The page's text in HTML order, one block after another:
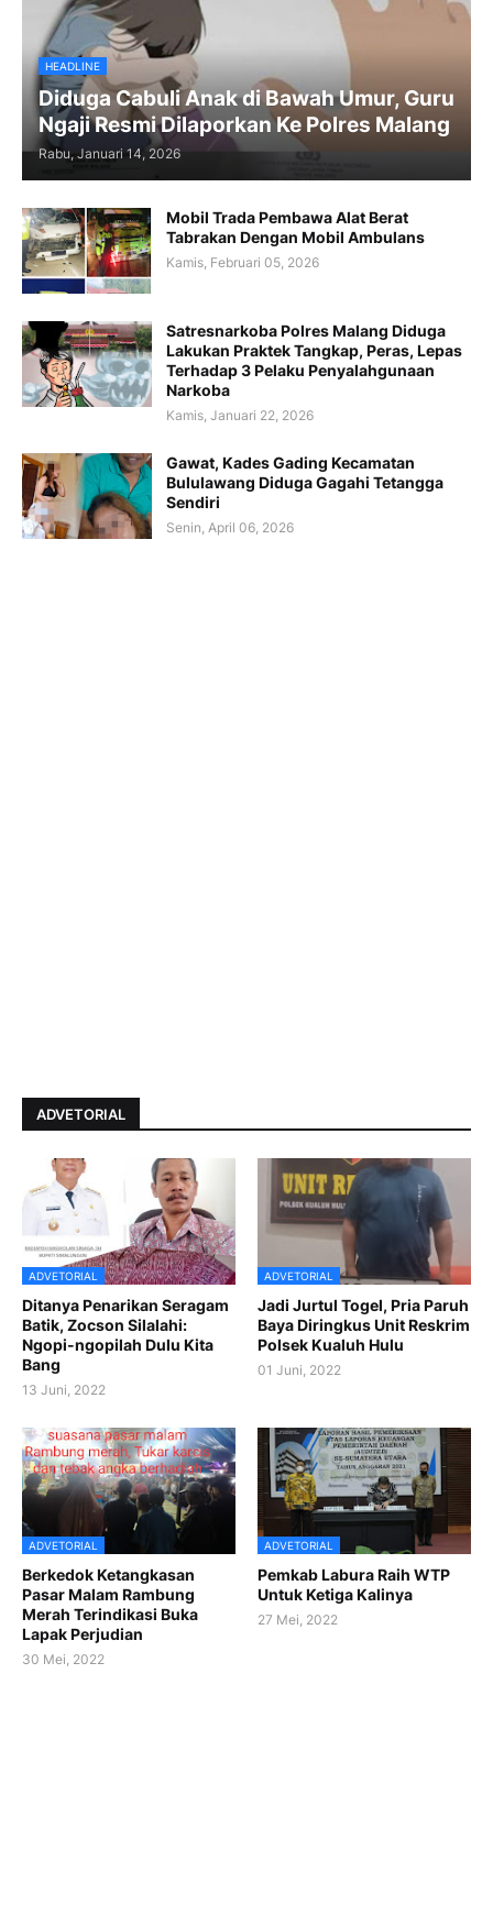
HEADLINE
Diduga Cabuli Anak di Bawah Umur, Guru
Ngaji Resmi Dilaporkan Ke Polres Malang
Rabu, Januari 14, 2026
Mobil Trada Pembawa Alat Berat
Tabrakan Dengan Mobil Ambulans
Kamis, Februari 05, 2026
Satresnarkoba Polres Malang Diduga
Lakukan Praktek Tangkap, Peras, Lepas
Terhadap 3 Pelaku Penyalahgunaan
Narkoba
Kamis, Januari 22, 2026
Gawat, Kades Gading Kecamatan
Bululawang Diduga Gagahi Tetangga
Sendiri
Senin, April 06, 2026
ADVETORIAL
ADVETORIAL
Ditanya Penarikan Seragam
Batik, Zocson Silalahi:
Ngopi-ngopilah Dulu Kita
Bang
13 Juni, 2022
ADVETORIAL
Jadi Jurtul Togel, Pria Paruh
Baya Diringkus Unit Reskrim
Polsek Kualuh Hulu
01 Juni, 2022
ADVETORIAL
Berkedok Ketangkasan
Pasar Malam Rambung
Merah Terindikasi Buka
Lapak Perjudian
30 Mei, 2022
ADVETORIAL
Pemkab Labura Raih WTP
Untuk Ketiga Kalinya
27 Mei, 2022